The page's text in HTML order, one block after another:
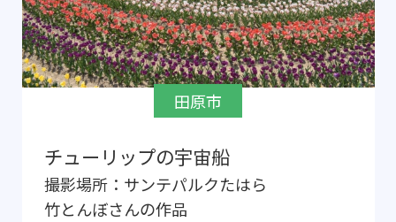
田原市
チューリップの宇宙船
撮影場所： サンテパルクたはら
竹とんぼさんの作品